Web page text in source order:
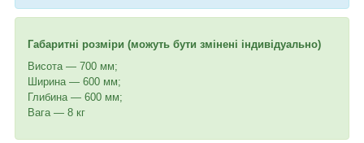
Габаритні розміри (можуть бути змінені індивідуально)
Висота — 700 мм;
Ширина — 600 мм;
Глибина — 600 мм;
Вага — 8 кг